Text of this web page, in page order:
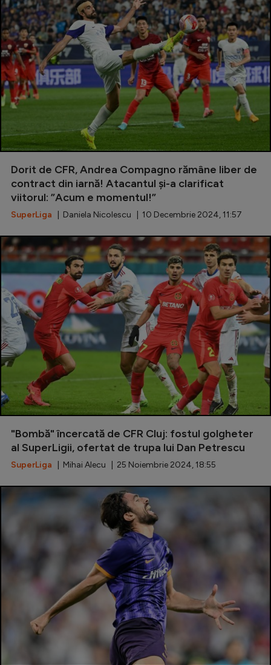
Dorit de CFR, Andrea Compagno rămâne liber de
contract din iarnă! Atacantul și-a clarificat
viitorul: ”Acum e momentul!”
SuperLiga | Daniela Nicolescu | 10 Decembrie 2024, 11:57
"Bombă" încercată de CFR Cluj: fostul golgheter
al SuperLigii, ofertat de trupa lui Dan Petrescu
SuperLiga | Mihai Alecu | 25 Noiembrie 2024, 18:55